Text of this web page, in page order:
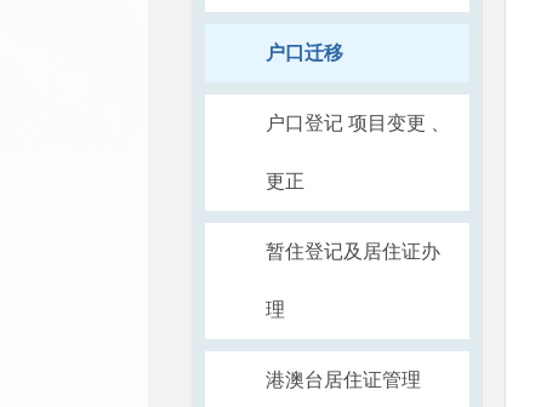
户口迁移
户口登记 项目变更 、
更正
暂住登记及居住证办
理
港澳台居住证管理